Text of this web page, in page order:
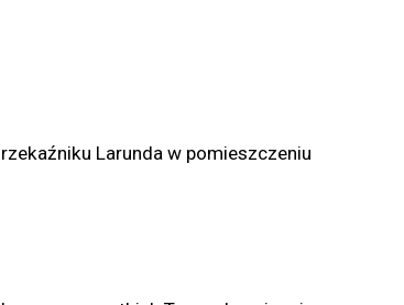
Larunda w pomieszczeniu